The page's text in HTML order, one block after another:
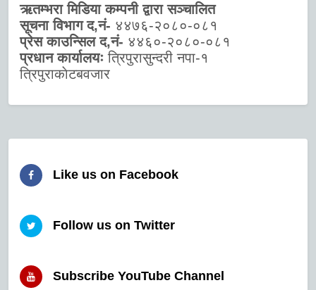
ऋतम्भरा मिडिया कम्पनी द्वारा सञ्चालित
सूचना विभाग द,नं- ४४७६-२०८०-०८१
प्रेस काउन्सिल द,नं- ४४६०-२०८०-०८१
प्रधान कार्यालयःत्रिपुरासुन्दरी नपा-१
त्रिपुराकाेटबवजार
Like us on Facebook
Follow us on Twitter
Subscribe YouTube Channel